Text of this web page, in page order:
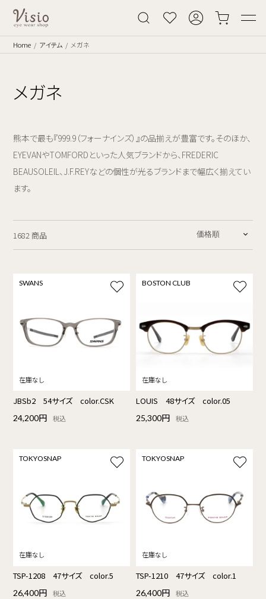
Home アイテム メガネ
メガネ
熊本で最も『999.9（フォーナインズ）』の品揃えが豊富です。そのほか、
EYEVANやTOMFORDといった人気ブランドから、FREDERIC
BEAUSOLEIL、J.F.REYなどの個性が光るブランドまで幅広く揃えてい
ます。
1682 商品
SWANS
JBSb2 54サイズ color.CSK
24,200円 税込
BOSTON CLUB
LOUIS 48サイズ color.05
25,300円 税込
TOKYOSNAP
TSP-1208 47サイズ color.5
26,400円 税込
TOKYOSNAP
TSP-1210 47サイズ color.1
26,400円 税込